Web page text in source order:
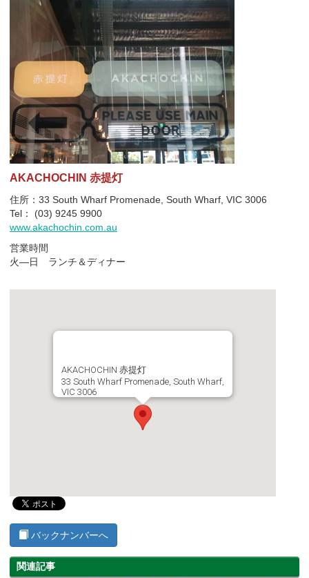
AKACHOCHIN 赤提灯
住所：33 South Wharf Promenade, South Wharf, VIC 3006
Tel： (03) 9245 9900
www.akachochin.com.au
営業時間
火―日 ランチ＆ディナー
AKACHOCHIN 赤提灯
33 South Wharf Promenade, South Wharf,
VIC 3006
バックナンバーへ
関連記事